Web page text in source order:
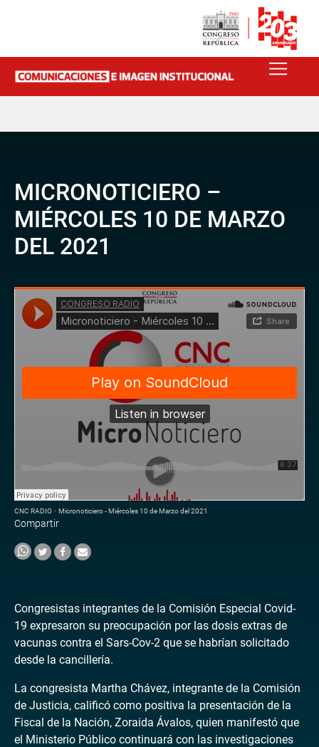
MICRONOTICIERO –
MIÉRCOLES 10 DE MARZO
DEL 2021
CNC RADIO · Micronoticiero - Miércoles 10 de Marzo del 2021
Compartir
Congresistas integrantes de la Comisión Especial Covid-
19 expresaron su preocupación por las dosis extras de
vacunas contra el Sars-Cov-2 que se habrían solicitado
desde la cancillería.
La congresista Martha Chávez, integrante de la Comisión
de Justicia, calificó como positiva la presentación de la
Fiscal de la Nación, Zoraida Ávalos, quien manifestó que
el Ministerio Público continuará con las investigaciones